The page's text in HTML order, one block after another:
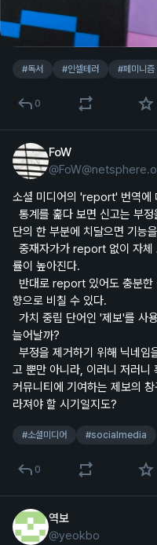
#독서 #인셀테러 #페미니즘
0
FoW
@
소셜 미디어의 'report' 번역에
단의 한 부분에 치달으면 기능
률이 높아진다.
향으로 비칠 수 있다.
늘어날까?
고 뿐만 아니라, 이러니 저러니
커뮤니티에 기여하는 제보의
라져야 할 시기일지도?
#소셜미디어 #socialmedia
0
역보
@yeokbo